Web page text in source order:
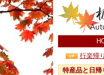
行楽帰
特産品と日帰